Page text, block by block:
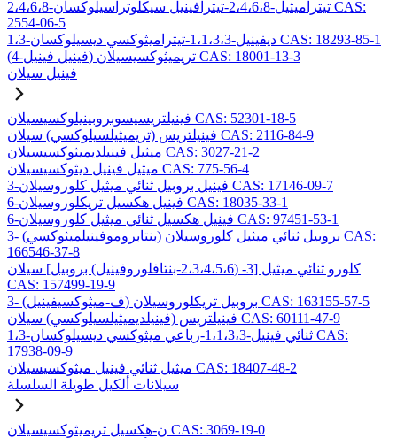
2،4،6،8-تيتراميثيل-2،4،6،8-تيترافينيل سيكلوتراسيلوكسان CAS:
2554-06-5
1،3-ديفينيل-1،1،3،3-تيتراميثوكسي ديسيلوكسان CAS: 18293-85-1
(4-فينيل فينيل) تريميثوكسيسيلان CAS: 18001-13-3
فينيل سيلان
فينيلتريسيسوبروبينيلوكسيسيلان CAS: 52301-18-5
فينيلتريس (تريميثيلسيلوكسي) سيلان CAS: 2116-84-9
ميثيل فينيلديميثوكسيسيلان CAS: 3027-21-2
ميثيل فينيل ديثوكسيسيلان CAS: 775-56-4
3-فينيل بروبيل ثنائي ميثيل كلوروسيلان CAS: 17146-09-7
6-فينيل هكسيل تريكلوروسيلان CAS: 18035-33-1
6-فينيل هكسيل ثنائي ميثيل كلوروسيلان CAS: 97451-53-1
3- (بنتابروموفينيلميثوكسي) بروبيل ثنائي ميثيل كلوروسيلان CAS:
166546-37-8
كلورو ثنائي ميثيل [3- (2،3،4،5،6-بنتافلوروفينيل) بروبيل] سيلان
CAS: 157499-19-9
3- (ف-ميثوكسيفينيل) بروبيل تريكلوروسيلان CAS: 163155-57-5
فينيلتريس (فينيلديميثيلسيلوكسي) سيلان CAS: 60111-47-9
1،3-ثنائي فينيل-1،1،3،3-رباعي ميثوكسي ديسيلوكسان CAS:
17938-09-9
ميثيل ثنائي فينيل ميثوكسيسيلان CAS: 18407-48-2
سيلانات ألكيل طويلة السلسلة
ن-هكسيل تريميثوكسيسيلان CAS: 3069-19-0